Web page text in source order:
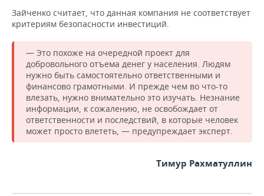
Зайченко считает, что данная компания не соответствует
критериям безопасности инвестиций.
— Это похоже на очередной проект для
добровольного отъема денег у населения. Людям
нужно быть самостоятельно ответственными и
финансово грамотными. И прежде чем во что-то
влезать, нужно внимательно это изучать. Незнание
информации, к сожалению, не освобождает от
ответственности и последствий, в которые человек
может просто влететь, — предупреждает эксперт.
Тимур Рахматуллин